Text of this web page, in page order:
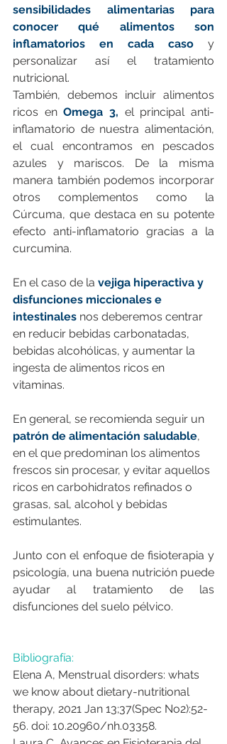
sensibilidades alimentarias para
conocer qué alimentos son
inflamatorios en cada caso y
personalizar así el tratamiento
nutricional.
También, debemos incluir alimentos
ricos en Omega 3, el principal anti-
inflamatorio de nuestra alimentación,
el cual encontramos en pescados
azules y mariscos. De la misma
manera también podemos incorporar
otros complementos como la
Cúrcuma, que destaca en su potente
efecto anti-inflamatorio gracias a la
curcumina.
En el caso de la vejiga hiperactiva y
disfunciones miccionales e
intestinales nos deberemos centrar
en reducir bebidas carbonatadas,
bebidas alcohólicas, y aumentar la
ingesta de alimentos ricos en
vitaminas.
En general, se recomienda seguir un
patrón de alimentación saludable,
en el que predominan los alimentos
frescos sin procesar, y evitar aquellos
ricos en carbohidratos refinados o
grasas, sal, alcohol y bebidas
estimulantes.
Junto con el enfoque de fisioterapia y
psicología, una buena nutrición puede
ayudar al tratamiento de las
disfunciones del suelo pélvico.
Bibliografía:
Elena A, Menstrual disorders: whats
we know about dietary-nutritional
therapy, 2021 Jan 13;37(Spec No2):52-
56. doi: 10.20960/nh.03358.